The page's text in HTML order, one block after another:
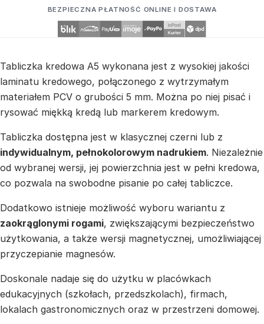
BEZPIECZNA PŁATNOŚĆ ONLINE I DOSTAWA
Tabliczka kredowa A5 wykonana jest z wysokiej jakości
laminatu kredowego, połączonego z wytrzymałym
materiałem PCV o grubości 5 mm. Można po niej pisać i
rysować miękką kredą lub markerem kredowym.
Tabliczka dostępna jest w klasycznej czerni lub z
indywidualnym, pełnokolorowym nadrukiem. Niezależnie
od wybranej wersji, jej powierzchnia jest w pełni kredowa,
co pozwala na swobodne pisanie po całej tabliczce.
Dodatkowo istnieje możliwość wyboru wariantu z
zaokrąglonymi rogami, zwiększającymi bezpieczeństwo
użytkowania, a także wersji magnetycznej, umożliwiającej
przyczepianie magnesów.
Doskonale nadaje się do użytku w placówkach
edukacyjnych (szkołach, przedszkolach), firmach,
lokalach gastronomicznych oraz w przestrzeni domowej.